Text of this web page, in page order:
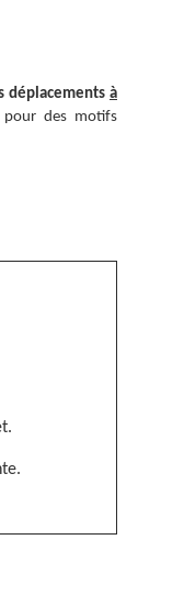
déplacements à
pour des motifs